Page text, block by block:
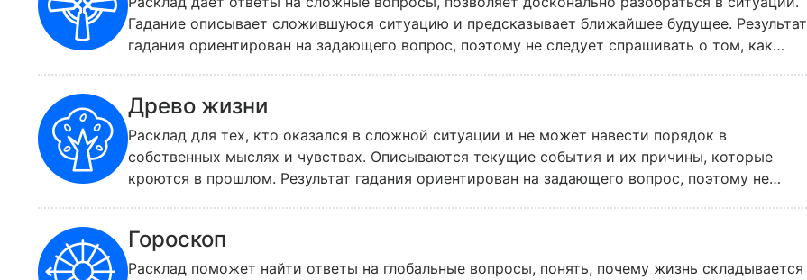
Гадание описывает сложившуюся ситуацию и предсказывает ближайшее будущее. Результат
гадания ориентирован на задающего вопрос, поэтому не следует спрашивать о том, как
порядок в мыслях.
Древо жизни
Расклад для тех, кто оказался в сложной ситуации и не может навести порядок в
собственных мыслях и чувствах. Описываются текущие события и их причины, которые
кроются в прошлом. Результат гадания ориентирован на задающего вопрос, поэтому не
результаты гадания, но и подсказки интуиции.
Гороскоп
Расклад поможет найти ответы на глобальные вопросы, понять, почему жизнь складывается